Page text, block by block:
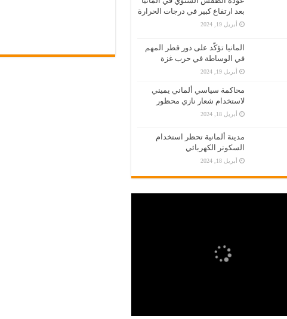
بعد ارتفاع كبير في درجات الحرارة
أبريل 19, 2024
المانيا تؤكّد على دور قطر المهم
في الوساطة في حرب غزة
أبريل 19, 2024
محاكمة سياسي ألماني يميني
لاستخدام شعار نازي محظور
أبريل 18, 2024
مدينة ألمانية تحظر استخدام
السكوتر الكهربائي
أبريل 18, 2024